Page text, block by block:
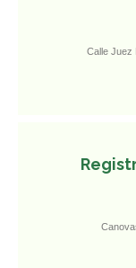
Calle Juez